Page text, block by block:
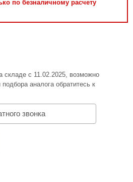
по безналичному расчету
складе с 11.02.2025, возможно
аналога обратитесь к
звонка